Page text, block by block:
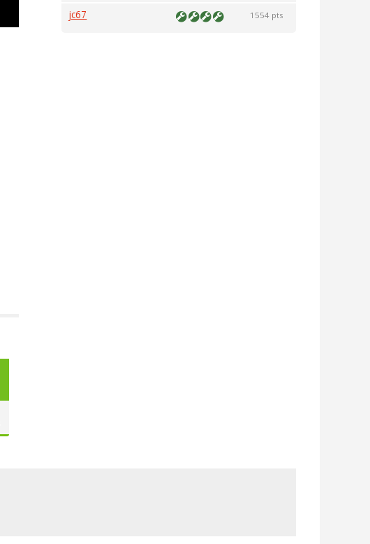
jc67 1554 pts